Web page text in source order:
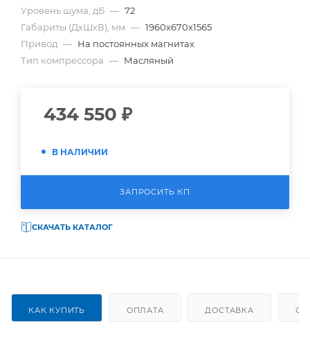
Уровень шума, дБ — 72
Габариты (ДхШхВ), мм — 1960х670х1565
Привод — На постоянных магнитах
Тип компрессора — Масляный
434 550 ₽
В НАЛИЧИИ
ЗАПРОСИТЬ КП
СКАЧАТЬ КАТАЛОГ
КАК КУПИТЬ ОПЛАТА ДОСТАВКА